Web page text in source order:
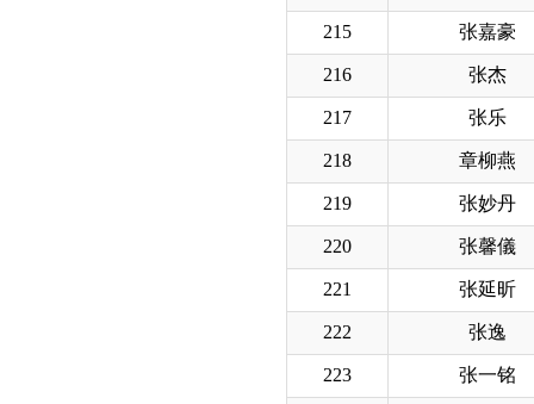
215 张嘉豪
216 张杰
217 张乐
218 章柳燕
219 张妙丹
220 张馨儀
221 张延昕
222 张逸
223 张一铭